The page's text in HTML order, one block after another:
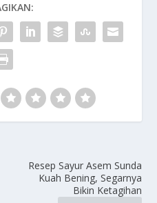
Resep Sayur Asem Sunda
Kuah Bening, Segarnya
Bikin Ketagihan